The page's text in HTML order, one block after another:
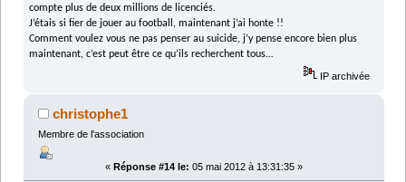
compte plus de deux millions de licenciés.
J’étais si fier de jouer au football, maintenant j’ai honte !!
Comment voulez vous ne pas penser au suicide, j’y pense encore bien plus
maintenant, c’est peut être ce qu’ils recherchent tous…
IP archivée
christophe1
Membre de l'association
« Réponse #14 le: 05 mai 2012 à 13:31:35 »